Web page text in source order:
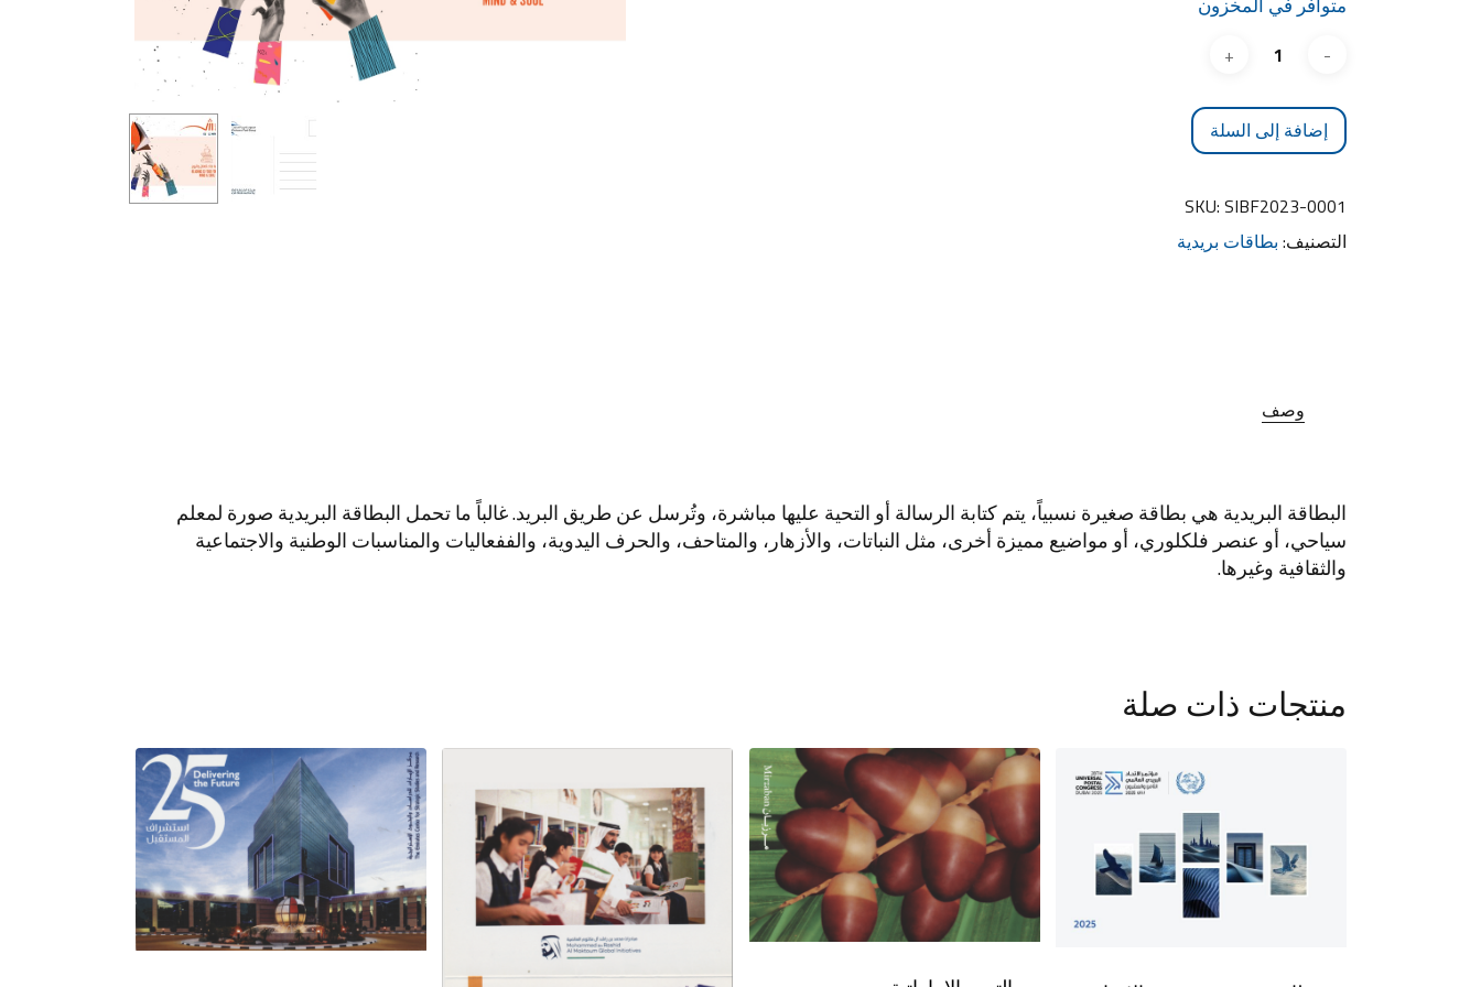
إضافة إلى السلة
SKU: SIBF2023-0001
التصنيف: بطاقات بريدية
وصف
البطاقة البريدية هي بطاقة صغيرة نسبياً، يتم كتابة الرسالة أو التحية عليها مباشرة، وتُرسل عن طريق البريد. غالباً ما تحمل البطاقة البريدية صورة لمعلم
سياحي، أو عنصر فلكلوري، أو مواضيع مميزة أخرى، مثل النباتات، والأزهار، والمتاحف، والحرف اليدوية، والففعاليات والمناسبات الوطنية والاجتماعية
والثقافية وغيرها.
منتجات ذات صلة